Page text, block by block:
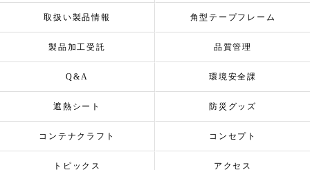
取扱い製品情報 角型テープフレーム
製品加工受託 品質管理
Q&A 環境安全課
遮熱シート 防災グッズ
コンテナクラフト コンセプト
トピックス アクセス